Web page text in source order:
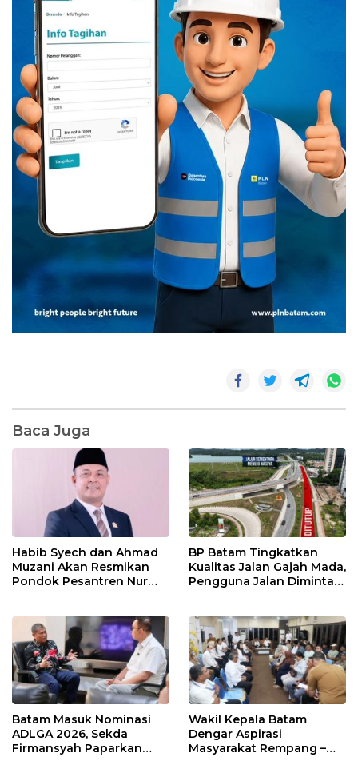
Baca Juga
Habib Syech dan Ahmad
Muzani Akan Resmikan
Pondok Pesantren Nur
BP Batam Tingkatkan
Kualitas Jalan Gajah Mada,
Pengguna Jalan Diminta
Batam Masuk Nominasi
ADLGA 2026, Sekda
Firmansyah Paparkan
Wakil Kepala Batam
Dengar Aspirasi
Masyarakat Rempang –